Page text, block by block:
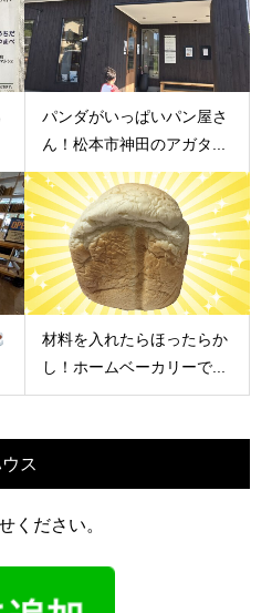
パンダがいっぱいパン屋さ
ん！松本市神田のアガタ...
材料を入れたらほったらか
し！ホームベーカリーで...
ス
ください。